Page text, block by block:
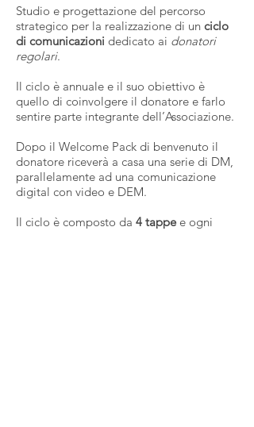
Studio e progettazione del percorso
strategico per la realizzazione di un ciclo
di comunicazioni dedicato ai donatori
regolari.
Il ciclo è annuale e il suo obiettivo è
quello di coinvolgere il donatore e farlo
sentire parte integrante dell’Associazione.
Dopo il Welcome Pack di benvenuto il
donatore riceverà a casa una serie di DM,
parallelamente ad una comunicazione
digital con video e DEM.
Il ciclo è composto da 4 tappee ogni